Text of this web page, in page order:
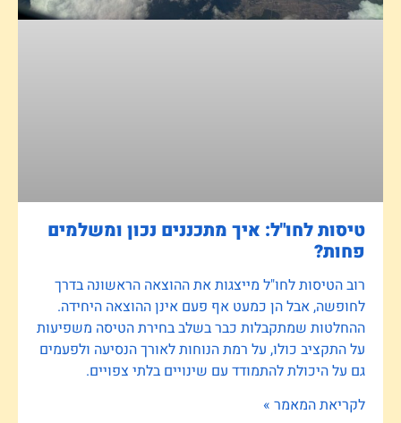
טיסות לחו"ל: איך מתכננים נכון ומשלמים
פחות?
רוב הטיסות לחו"ל מייצגות את ההוצאה הראשונה בדרך
לחופשה, אבל הן כמעט אף פעם אינן ההוצאה היחידה.
ההחלטות שמתקבלות כבר בשלב בחירת הטיסה משפיעות
על התקציב כולו, על רמת הנוחות לאורך הנסיעה ולפעמים
גם על היכולת להתמודד עם שינויים בלתי צפויים.
לקריאת המאמר »